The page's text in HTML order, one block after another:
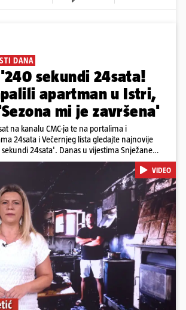
DANA
sekundi 24sata!
apartman u Istri,
mi je završena'
na kanalu CMC-ja te na portalima i
24sata i Večernjeg lista gledajte najnovije
24sata'. Danas u vijestima Snježane
apartman u Istri, 125 milijuna eura mogla bi
u Gospiću, u Osijeku pretukli nogometnog
cijene goriva, rastu mirovine za 200 tisuća
Pokretanje videa...
VIDEO